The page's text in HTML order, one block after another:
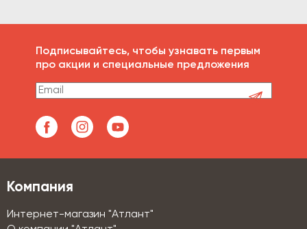
Подписывайтесь, чтобы узнавать первым
про акции и специальные предложения
Компания
Интернет-магазин "Атлант"